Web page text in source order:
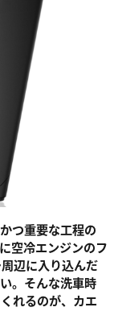
つ重要な工程の
空冷エンジンのフ
辺に入り込んだ
。そんな洗車時
れるのが、カエ